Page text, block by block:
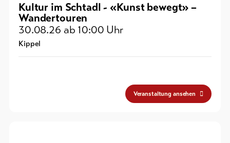
Kultur im Schtadl - «Kunst bewegt» –
Wandertouren
30.08.26 ab 10:00 Uhr
Kippel
Veranstaltung ansehen